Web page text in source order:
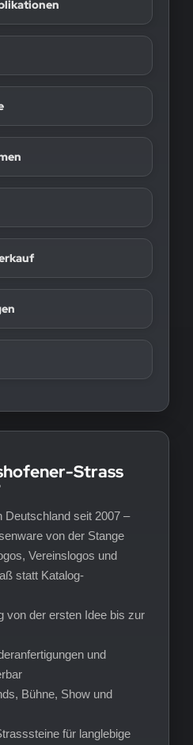
Strass
Deutschland seit 2007 –
von der Stange
Vereinslogos und
statt Katalog-
von der ersten Idee bis zur
und
Bühne, Show und
für langlebige